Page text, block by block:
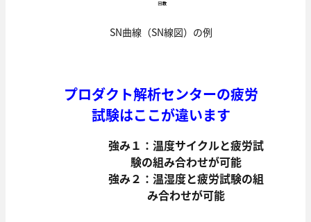
SN曲線（SN線図）の例
プロダクト解析センターの疲労
試験はここが違います
強み１：温度サイクルと疲労試
験の組み合わせが可能
強み２：温湿度と疲労試験の組
み合わせが可能